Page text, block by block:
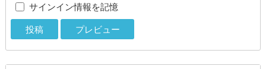
サインイン情報を記憶